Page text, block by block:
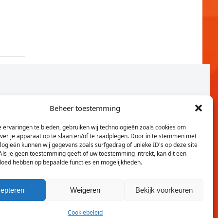
Beheer toestemming
ervaringen te bieden, gebruiken wij technologieën zoals cookies om
je apparaat op te slaan en/of te raadplegen. Door in te stemmen met
kunnen wij gegevens zoals surfgedrag of unieke ID's op deze site
je geen toestemming geeft of uw toestemming intrekt, kan dit een
hebben op bepaalde functies en mogelijkheden.
Weigeren Bekijk voorkeuren
Cookiebeleid
Twitter